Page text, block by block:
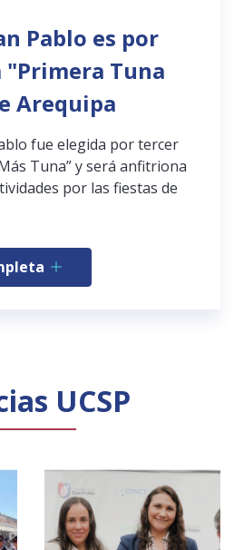
Pablo es por
Tuna
Arequipa
fue elegida por tercer
Tuna” y será anfitriona
por las fiestas de
UCSP